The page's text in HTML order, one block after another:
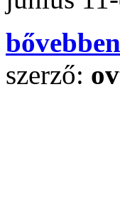
szerző: